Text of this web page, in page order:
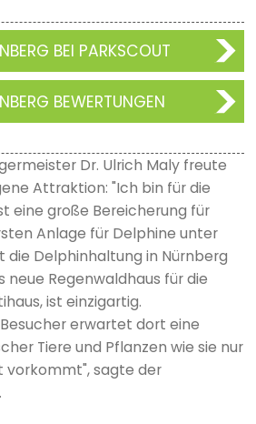
BEI PARKSCOUT
BEWERTUNGEN
Dr. Ulrich Maly freute
Attraktion: "Ich bin für die
eine große Bereicherung für
Anlage für Delphine unter
die Delphinhaltung in Nürnberg
neue Regenwaldhaus für die
ist einzigartig.
erwartet dort eine
Tiere und Pflanzen wie sie nur
vorkommt", sagte der